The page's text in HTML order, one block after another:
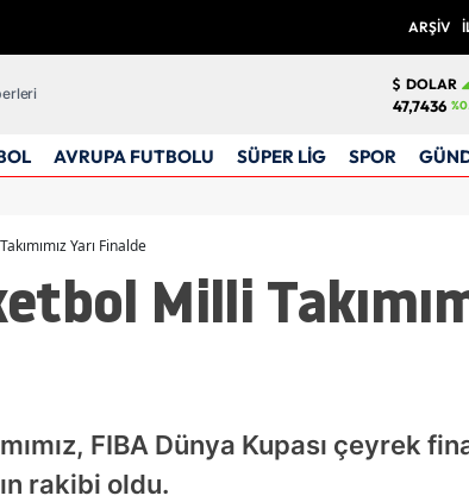
ARŞİV
DOLAR
47,7436
AVRUPA FUTBOLU SÜPER LİG SPOR
Yarı Finalde
Milli
FIBA Dünya Kupası çeyrek
rakibi oldu.